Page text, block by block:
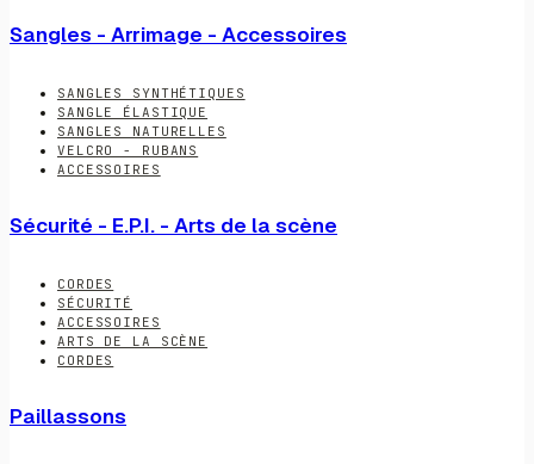
Sangles - Arrimage - Accessoires
SANGLES SYNTHÉTIQUES
SANGLE ÉLASTIQUE
SANGLES NATURELLES
VELCRO - RUBANS
ACCESSOIRES
Sécurité - E.P.I. - Arts de la scène
CORDES
SÉCURITÉ
ACCESSOIRES
ARTS DE LA SCÈNE
CORDES
Paillassons